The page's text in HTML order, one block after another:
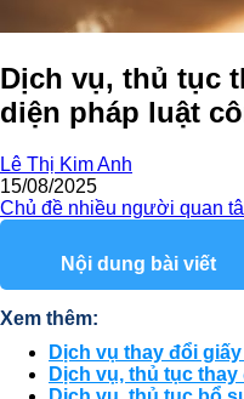
Dịch vụ, thủ tục
diện pháp luật
Lê Thị Kim Anh
15/08/2025
Chủ đề nhiều người quan
Nội dung bài viết
Xem thêm:
Dịch vụ thay đổi
Dịch vụ, thủ tục